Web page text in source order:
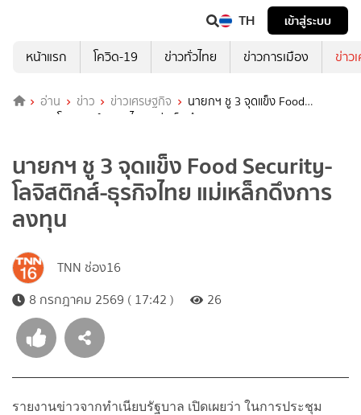
TH
เข้าสู่ระบบ
หน้าแรก
โควิด-19 ข่าวทั่วไทย ข่าวการเมือง ข่าว
อ่าน ข่าว ข่าวเศรษฐกิจ
นายกฯ ชู 3 จุดแข็ง Food
Security-โลจิสติกส์-ธุรกิจไทย แม่เหล็กดึงการลงทุน
นายกฯ ชู 3 จุดแข็ง Food Security-
โลจิสติกส์-ธุรกิจไทย แม่เหล็กดึงการ
ลงทุน
TNN ช่อง16
8 กรกฎาคม 2569 ( 17:42 )
26
รายงานข่าวจากทำเนียบรัฐบาล เปิดเผยว่า ในการประชุม